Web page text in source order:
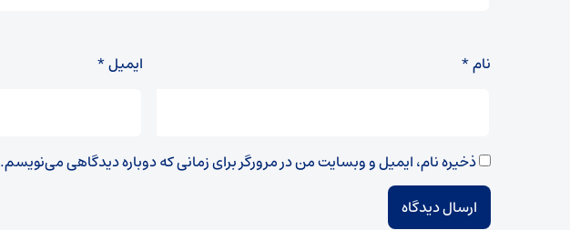
نام* ایمیل*
ذخیره نام، ایمیل و وبسایت من در مرورگر برای زمانی که دوباره دیدگاهی می‌نویسم.